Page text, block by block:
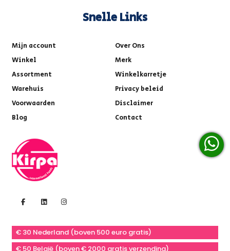
Snelle Links
Mijn account
Over Ons
Winkel
Merk
Assortment
Winkelkarretje
Warehuis
Privacy beleid
Voorwaarden
Disclaimer
Blog
Contact
€ 30 Nederland (boven 500 euro gratis)
€ 50 België (boven € 2000 gratis verzending)